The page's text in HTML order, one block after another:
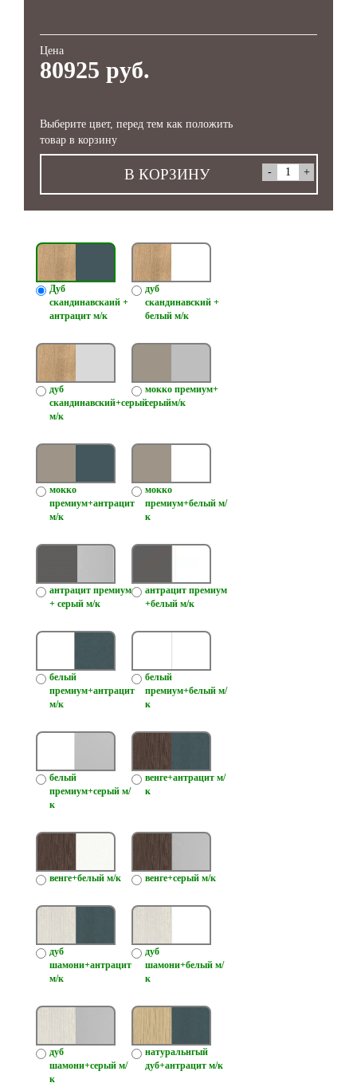
Цена
80925 руб.
Выберите цвет, перед тем как положить
товар в корзину
В КОРЗИНУ
Дуб
скандинавскаий +
антрацит м/к
дуб
скандинавский +
белый м/к
дуб
скандинавский+серый
м/к
мокко премиум+
серыйм/к
мокко
премиум+антрацит
м/к
мокко
премиум+белый м/
к
антрацит премиум
+ серый м/к
антрацит премиум
+белый м/к
белый
премиум+антрацит
м/к
белый
премиум+белый м/
к
белый
премиум+серый м/
к
венге+антрацит м/
к
венге+белый м/к венге+серый м/к
дуб
шамони+антрацит
м/к
дуб
шамони+белый м/
к
дуб
шамони+серый м/
к
натуральнгый
дуб+антрацит м/к